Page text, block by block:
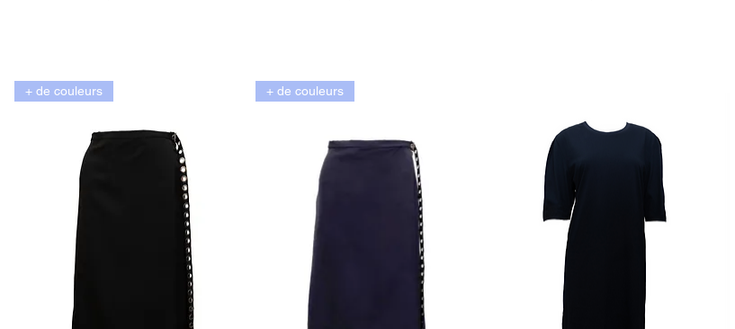
+ de couleurs + de couleurs